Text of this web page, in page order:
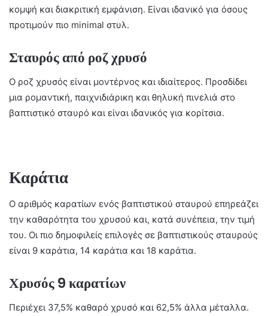
κομψή και διακριτική εμφάνιση. Είναι ιδανικό για όσους
προτιμούν πιο minimal στυλ.
Σταυρός από ροζ χρυσό
Ο ροζ χρυσός είναι μοντέρνος και ιδιαίτερος. Προσδίδει
μια ρομαντική, παιχνιδιάρικη και θηλυκή πινελιά στο
βαπτιστικό σταυρό και είναι ιδανικός για κορίτσια.
Καράτια
Ο αριθμός καρατίων ενός βαπτιστικού σταυρού επηρεάζει
την καθαρότητα του χρυσού και, κατά συνέπεια, την τιμή
του. Οι πιο δημοφιλείς επιλογές σε βαπτιστικούς σταυρούς
είναι 9 καράτια, 14 καράτια και 18 καράτια.
Χρυσός 9 καρατίων
Περιέχει 37,5% καθαρό χρυσό και 62,5% άλλα μέταλλα.